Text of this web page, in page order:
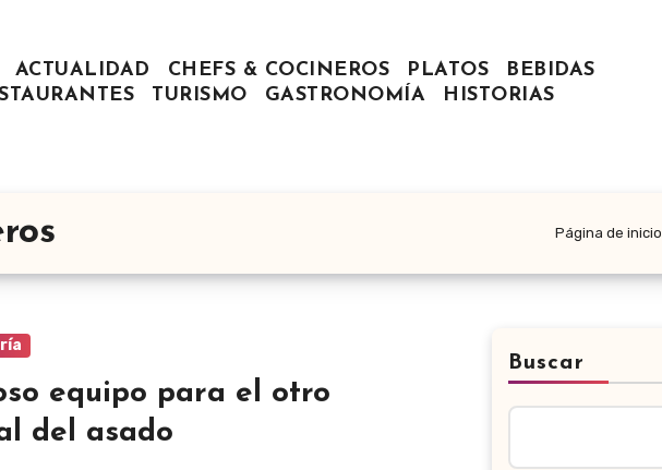
ACTUALIDAD CHEFS & COCINEROS PLATOS
BEBIDAS
TURISMO GASTRONOMÍA HISTORIAS
Página de inicio
equipo para el otro
del asado
Buscar